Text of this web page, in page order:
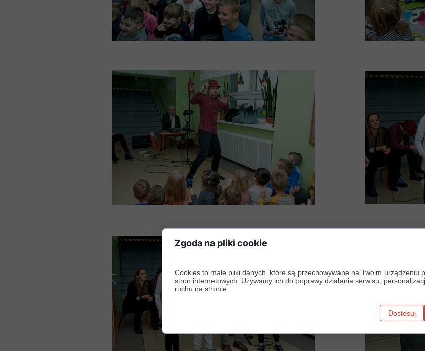
Zgoda na pliki cookie
Cookies to małe pliki danych, które są przechowywane na Twoim urządzeniu
stron internetowych. Używamy ich do poprawy działania serwisu,
ruchu na stronie.
Dostosuj